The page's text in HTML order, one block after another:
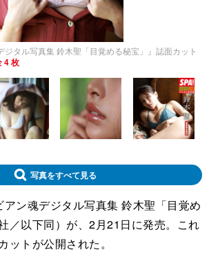
ジタル写真集 鈴木聖「目覚める秘宝」』誌面カット
4 枚
写真をすべて見る
ン魂デジタル写真集 鈴木聖「目覚め
／以下同）が、2月21日に発売。これ
ットが公開された。